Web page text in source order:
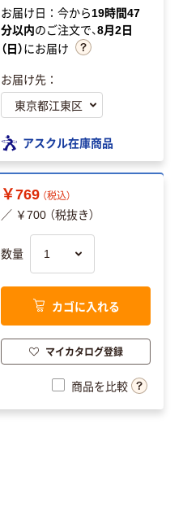
お届け日：今から19時間47
分以内のご注文で、8月2日
（日）にお届け
お届け先：
アスクル在庫商品
￥769 （税込）
／ ￥700 （税抜き）
数量
カゴに入れる
マイカタログ登録
商品を比較